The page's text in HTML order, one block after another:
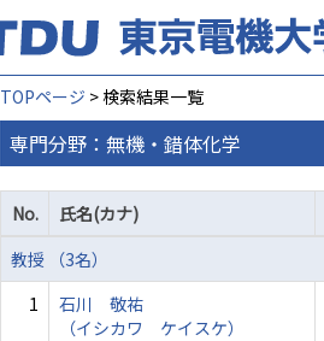
TOPページ > 検索結果一覧
専門分野：無機・錯体化学
No. 氏名(カナ)
教授 （3名）
1
石川 敬祐
（イシカワ ケイスケ）